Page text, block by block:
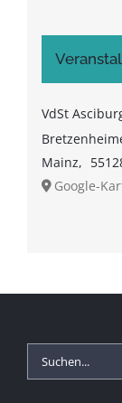
VdSt
Mainz,
Google-
Suche